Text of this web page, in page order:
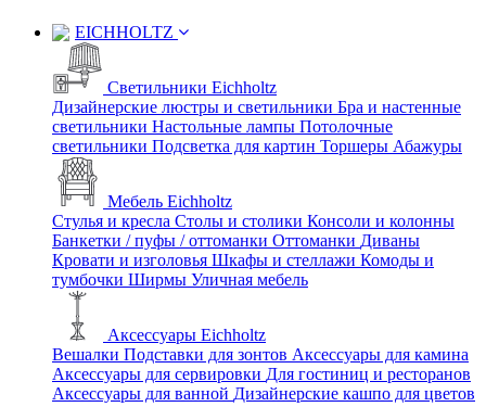
EICHHOLTZ
Светильники Eichholtz
Дизайнерские люстры и светильники Бра и настенные
светильники Настольные лампы Потолочные
светильники Подсветка для картин Торшеры Абажуры
Мебель Eichholtz
Стулья и кресла Столы и столики Консоли и колонны
Банкетки / пуфы / оттоманки Оттоманки Диваны
Кровати и изголовья Шкафы и стеллажи Комоды и
тумбочки Ширмы Уличная мебель
Аксессуары Eichholtz
Вешалки Подставки для зонтов Аксессуары для камина
Аксессуары для сервировки Для гостиниц и ресторанов
Аксессуары для ванной Дизайнерские кашпо для цветов